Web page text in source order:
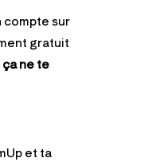
compte sur
gratuit
ne te
et ta